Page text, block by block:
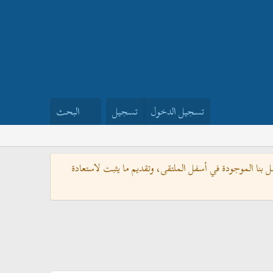
تسجيل الدخول تسجيل البحث
الموجودة في أسفل الملتقى، وتقديم ما يثبت لاستعادة